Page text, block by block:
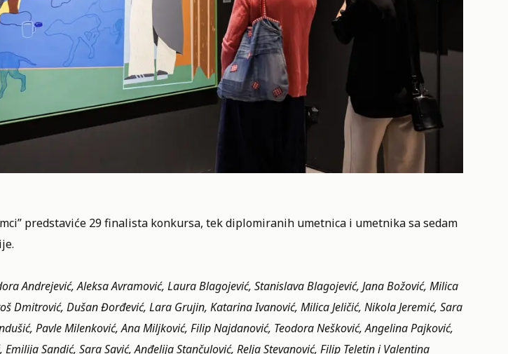
predstaviće 29 finalista konkursa, tek diplomiranih umetnica i umetnika sa sedam
Andrejević, Aleksa Avramović, Laura Blagojević, Stanislava Blagojević, Jana Božović, Milica
Dmitrović, Dušan Đorđević, Lara Grujin, Katarina Ivanović, Milica Jeličić, Nikola Jeremić, Sara
Pavle Milenković, Ana Miljković, Filip Najdanović, Teodora Nešković, Angelina Pajković,
Emilija Sandić, Sara Savić, Anđelija Stančulović, Relja Stevanović, Filip Teletin i Valentina